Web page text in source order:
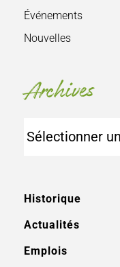
Événements
Nouvelles
Archives
Historique
Actualités
Emplois